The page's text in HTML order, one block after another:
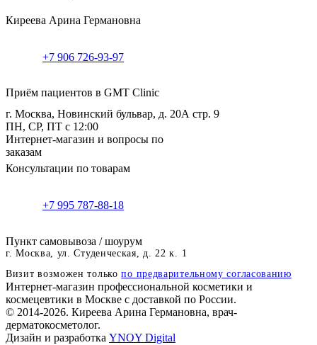
Киреева Арина Германовна
+7 906 726-93-97
Приём пациентов в GMT Clinic
г. Москва, Новинский бульвар, д. 20А стр. 9
ПН, СР, ПТ с 12:00
Интернет-магазин и вопросы по
заказам
Консультации по товарам
+7 995 787-88-18
Пункт самовывоза / шоурум
г. Москва, ул. Студенческая, д. 22 к. 1
Визит возможен толькопо предварительному согласованию
Интернет-магазин профессиональной косметики и
космецевтики в Москве с доставкой по России.
© 2014-2026. Киреева Арина Германовна, врач-
дерматокосметолог.
Дизайн и разработка YNOY Digital